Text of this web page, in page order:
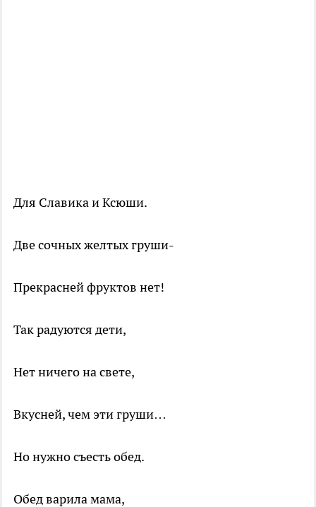
Для Славика и Ксюши.
Две сочных желтых груши-
Прекрасней фруктов нет!
Так радуются дети,
Нет ничего на свете,
Вкусней, чем эти груши…
Но нужно съесть обед.
Обед варила мама,